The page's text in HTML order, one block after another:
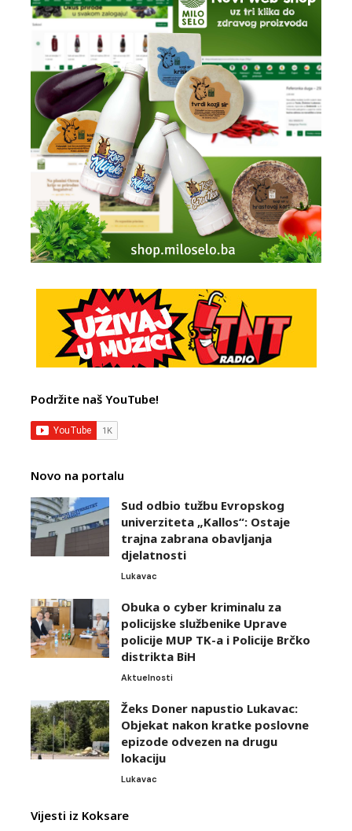
Podržite naš YouTube!
Novo na portalu
Sud odbio tužbu Evropskog
univerziteta „Kallos“: Ostaje
trajna zabrana obavljanja
djelatnosti
Lukavac
Obuka o cyber kriminalu za
policijske službenike Uprave
policije MUP TK-a i Policije Brčko
distrikta BiH
Aktuelnosti
Žeks Doner napustio Lukavac:
Objekat nakon kratke poslovne
epizode odvezen na drugu
lokaciju
Lukavac
Vijesti iz Koksare